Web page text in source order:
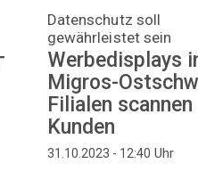
Datenschutz soll
gewährleistet sein
Werbedisplays
Migros-
Filialen scannen
Kunden
31.10.2023 - 12:40 Uhr